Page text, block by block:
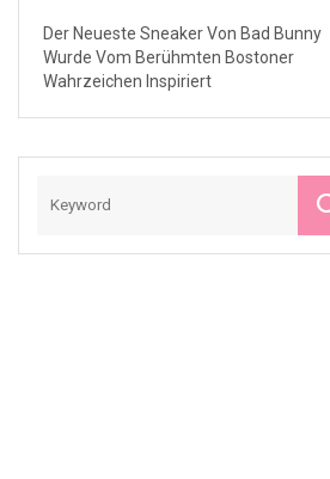
Der Neueste Sneaker Von Bad Bunny
Wurde Vom Berühmten Bostoner
Wahrzeichen Inspiriert